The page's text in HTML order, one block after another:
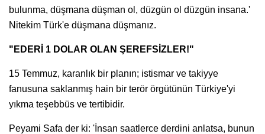
bulunma, düşmana düşman ol, düzgün ol düzgün insana.'
Nitekim Türk'e düşmana düşmanız.
"EDERİ 1 DOLAR OLAN ŞEREFSİZLER!"
15 Temmuz, karanlık bir planın; istismar ve takiyye
fanusuna saklanmış hain bir terör örgütünün Türkiye'yi
yıkma teşebbüs ve tertibidir.
Peyami Safa der ki: 'İnsan saatlerce derdini anlatsa, bunun